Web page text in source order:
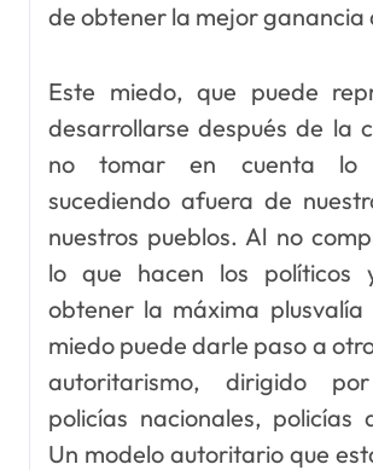
de obtener la mejor ganancia
Este miedo, que puede
desarrollarse después de la
no tomar en cuenta lo
sucediendo afuera de
nuestros pueblos. Al no
lo que hacen los políticos
obtener la máxima plusvalía
miedo puede darle paso a
autoritarismo, dirigido
policías nacionales, policías
Un modelo autoritario que